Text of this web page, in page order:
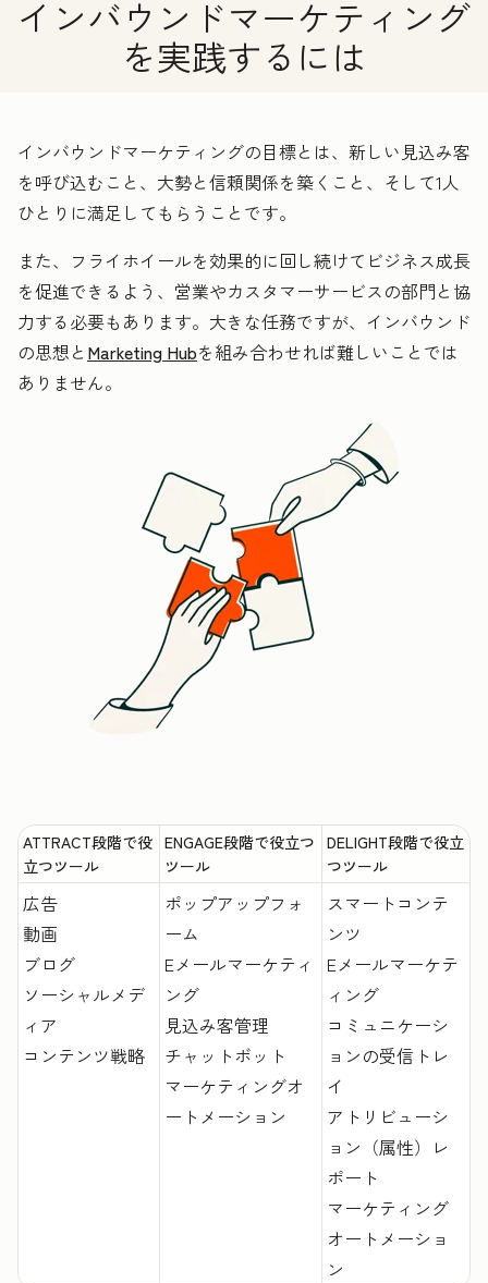
インバウンドマーケティング
を実践するには
インバウンドマーケティングの目標とは、新しい見込み客
を呼び込むこと、大勢と信頼関係を築くこと、そして1人
ひとりに満足してもらうことです。
また、フライホイールを効果的に回し続けてビジネス成長
を促進できるよう、営業やカスタマーサービスの部門と協
力する必要もあります。大きな任務ですが、インバウンド
の思想と Marketing Hubを組み合わせれば難しいことでは
ありません。
ATTRACT段階で役
立つツール
ENGAGE段階で役立つ
ツール
DELIGHT段階で役立
つツール
広告
動画
ブログ
ソーシャルメデ
ィア
コンテンツ戦略
ポップアップフォ
ーム
Eメールマーケティ
ング
見込み客管理
チャットボット
マーケティングオ
ートメーション
スマートコンテ
ンツ
Eメールマーケテ
ィング
コミュニケーシ
ョンの受信トレ
イ
アトリビューシ
ョン（属性）レ
ポート
マーケティング
オートメーショ
ン